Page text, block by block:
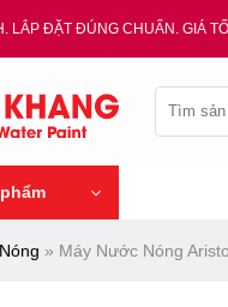
LẮP ĐẶT ĐÚNG CHUẨN. GIÁ
kiếm:
» Máy Nước Nóng